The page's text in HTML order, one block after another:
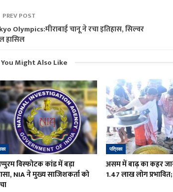
PREV POST
Olympics:मीराबाई चानू ने रचा इतिहास, सिल्वर
हासिल
You Might Also Like
विस्फोटक कांड में बड़ा
NIA ने मुख्य साजिशकर्ता को
पत्रिका
असम में बाढ़ का कहर
1.47 लाख लोग